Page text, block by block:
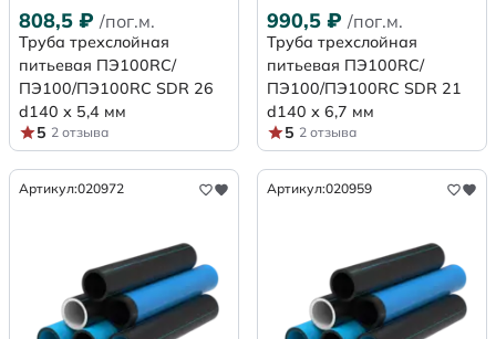
808,5 ₽ /пог.м.
Труба трехслойная
питьевая ПЭ100RC/
ПЭ100/ПЭ100RC SDR 26
d140 х 5,4 мм
5 2 отзыва
990,5 ₽ /пог.м.
Труба трехслойная
питьевая ПЭ100RC/
ПЭ100/ПЭ100RC SDR 21
d140 х 6,7 мм
5 2 отзыва
Артикул:020972 Артикул:020959